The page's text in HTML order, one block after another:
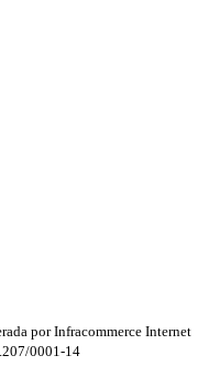
por Infracommerce Internet
0001-14